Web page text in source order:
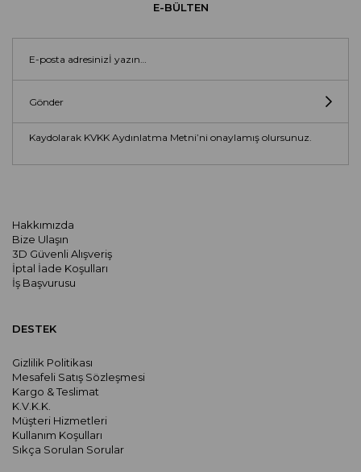
Hakkımızda
Bize Ulaşın
3D Güvenli Alışveriş
İptal İade Koşulları
İş Başvurusu
E-BÜLTEN
Gönder
Kaydolarak KVKK Aydınlatma Metni’ni onaylamış olursunuz.
DESTEK
Gizlilik Politikası
Mesafeli Satış Sözleşmesi
Kargo & Teslimat
K.V.K.K.
Müşteri Hizmetleri
Kullanım Koşulları
Sıkça Sorulan Sorular